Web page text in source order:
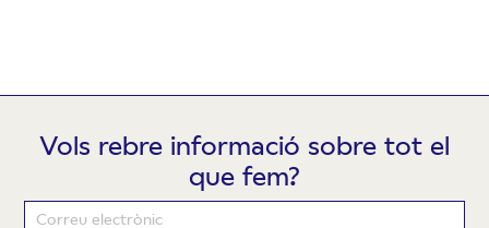
Vols rebre informació sobre tot el
que fem?
Newsletter